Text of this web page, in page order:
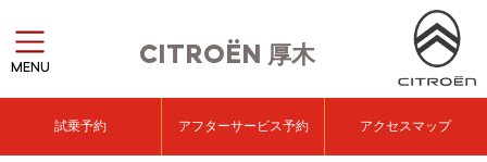
CITROËN 厚木
MENU
試乗予約 アフターサービス予約 アクセスマップ